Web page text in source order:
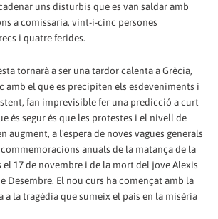
uns disturbis que es van saldar amb
a comissaria, vint-i-cinc persones
i quatre ferides.
tornarà a ser una tardor calenta a Grècia,
amb el que es precipiten els esdeveniments i
fan imprevisible fer una predicció a curt
és segur és que les protestes i el nivell de
a l'espera de noves vagues generals
anuals de la matança de la
17 de novembre i de la mort del jove Alexis
Desembre. El nou curs ha començat amb la
a la tragèdia que sumeix el país en la misèria